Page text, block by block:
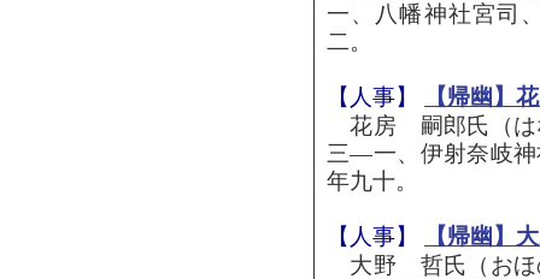
一、八幡神社宮司
二。
【人事】
【帰幽】
花房 嗣郎氏（は
三―一、伊射奈岐神
年九十。
【人事】
【帰幽】
大野 哲氏（おほ